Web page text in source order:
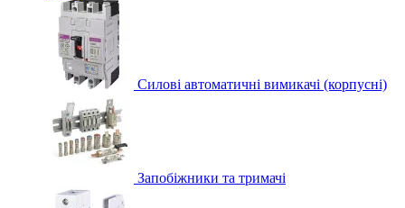
Силові автоматичні вимикачі (корпусні)
Запобіжники та тримачі